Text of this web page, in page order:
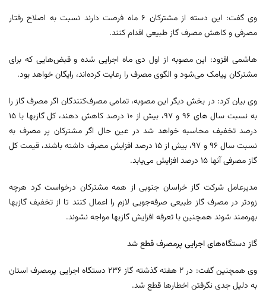
وی گفت: این دسته از مشترکان ۶ ماه فرصت دارند نسبت به اصلاح رفتار
مصرفی و کاهش مصرف گاز طبیعی اقدام کنند.
هاشمی افزود: این مصوبه از اول دی ماه اجرایی شده و قبض‌هایی که برای
مشترکان پیامک می‌شود و الگوی مصرف را رعایت کرده‌اند، رایگان خواهد بود.
وی بیان کرد: در بخش دیگر این مصوبه، تمامی مصرف‌کنندگان اگر مصرف گاز را
به نسبت سال های ۹۶ و ۹۷، بیش از ۱۰ درصد کاهش دهند، کل گازبها با ۱۵
درصد تخفیف محاسبه خواهد شد در عین حال اگر مشترکان پر مصرف به
نسبت سال ۹۶ و ۹۷، بیش از ۱۵ درصد افزایش مصرف داشته باشند، قیمت کل
گاز مصرفی آنها ۱۵ درصد افزایش می‌یابد.
مدیرعامل شرکت گاز خراسان جنوبی از همه مشترکان درخواست کرد هرچه
زودتر در مصرف گاز طبیعی صرفه‌جویی لازم را اعمال کنند تا از تخفیف گازبها
بهره‌مند شوند همچنین با تعرفه افزایش گازبها مواجه نشوند.
گاز دستگاه‌های اجرایی پرمصرف قطع شد
وی همچنین گفت: در ۲ هفته گذشته گاز ۲۳۶ دستگاه اجرایی پرمصرف استان
به دلیل جدی نگرفتن اخطارها قطع شد.